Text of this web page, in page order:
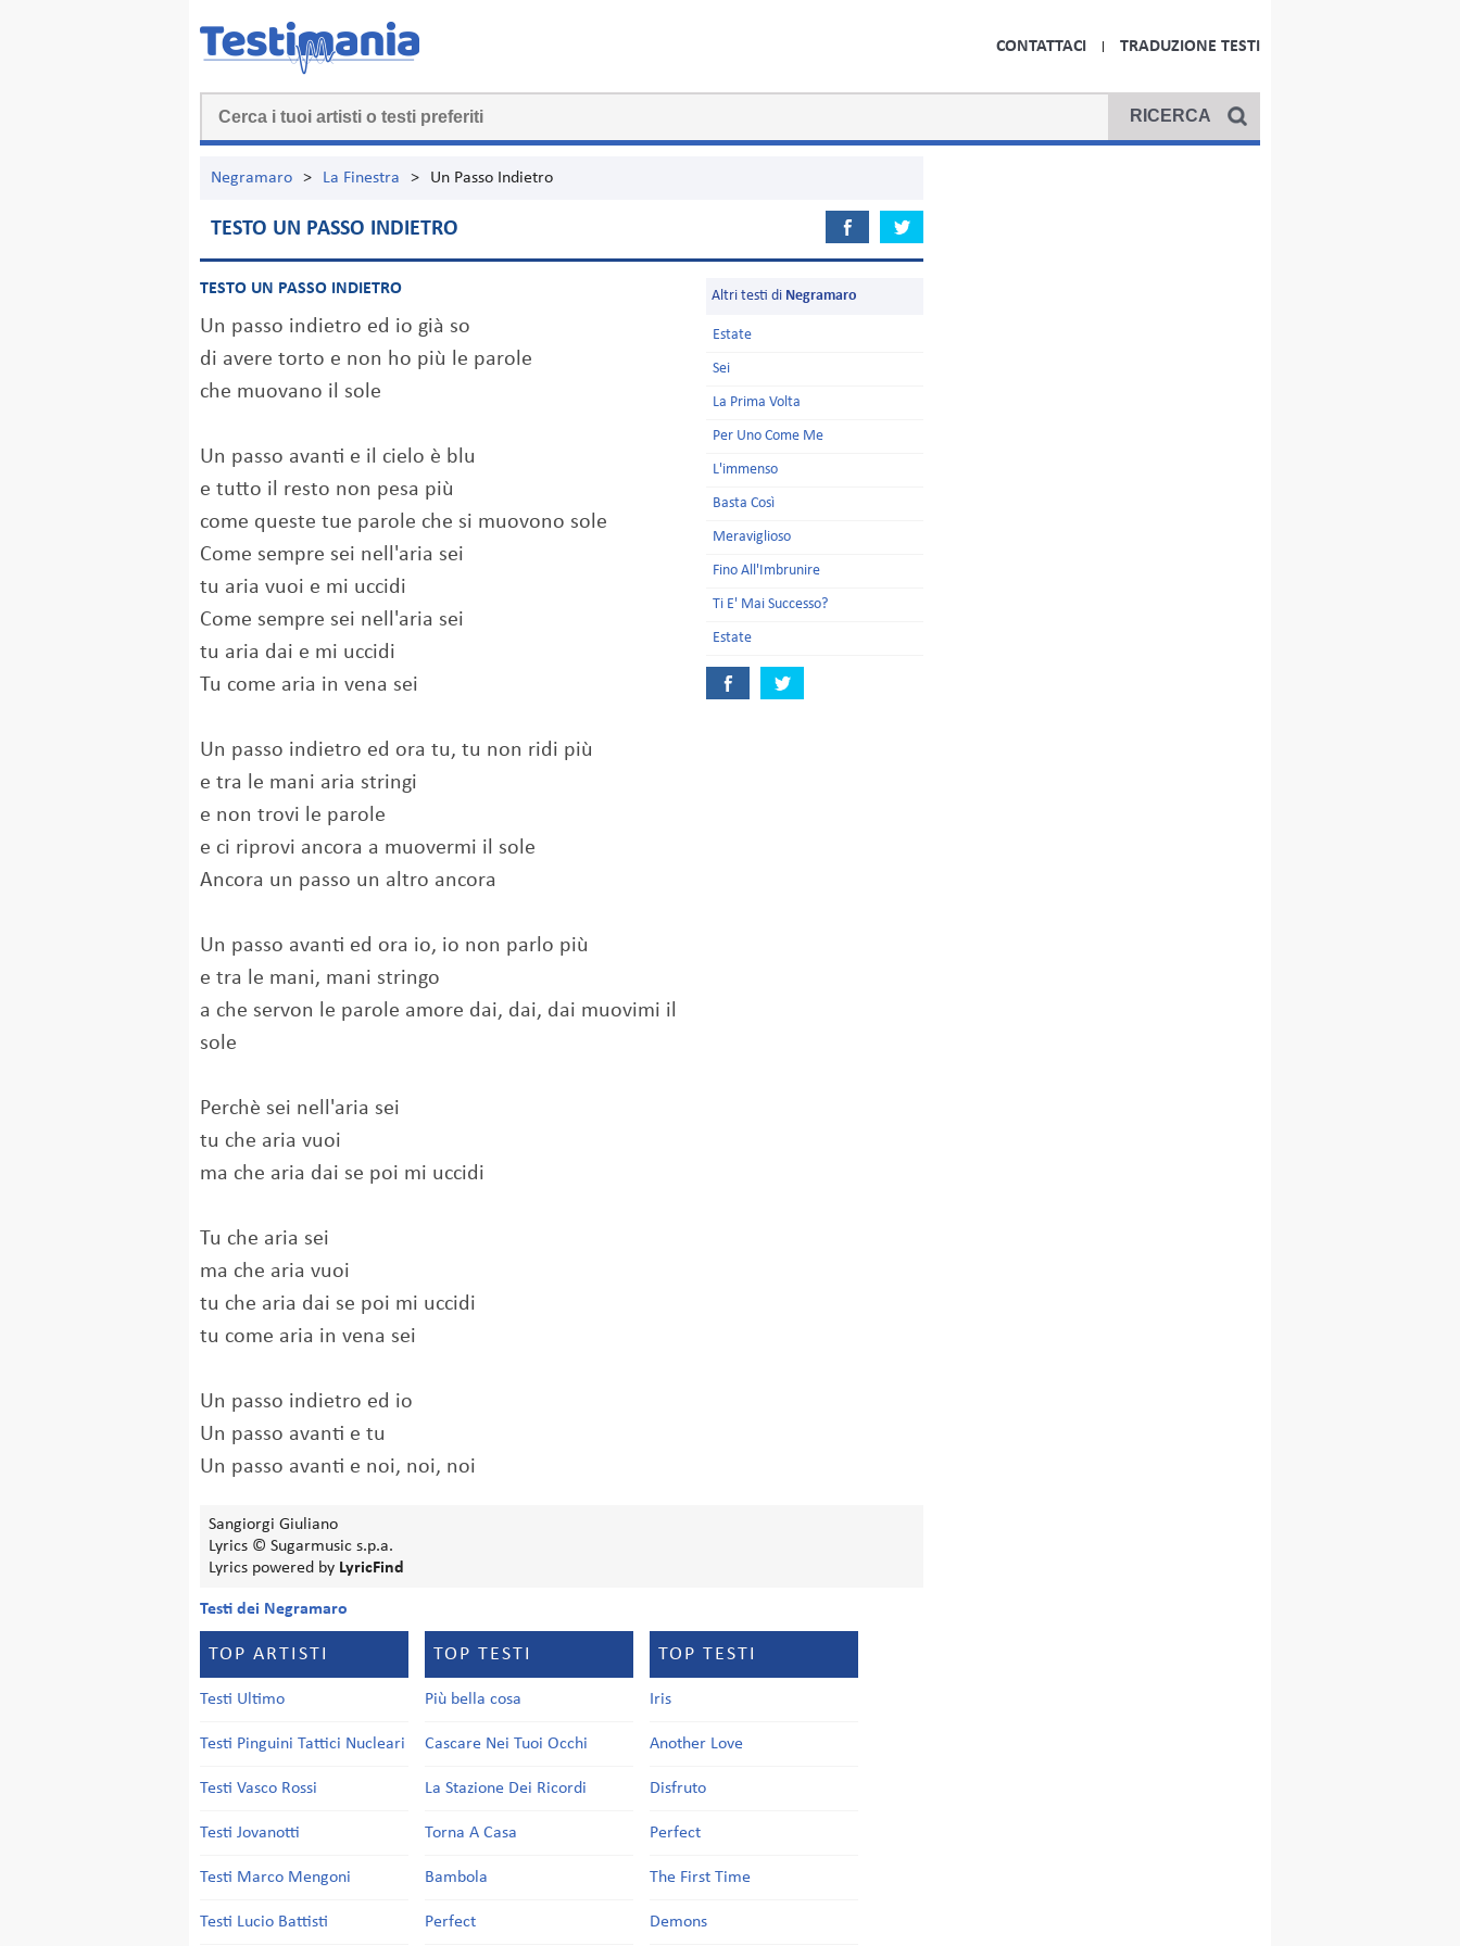
CONTATTACI TRADUZIONE TESTI
Negramaro > La Finestra > Un Passo Indietro
TESTO UN PASSO INDIETRO
TESTO UN PASSO INDIETRO
Un passo indietro ed io già so
di avere torto e non ho più le parole
che muovano il sole
Un passo avanti e il cielo è blu
e tutto il resto non pesa più
come queste tue parole che si muovono sole
Come sempre sei nell'aria sei
tu aria vuoi e mi uccidi
Come sempre sei nell'aria sei
tu aria dai e mi uccidi
Tu come aria in vena sei
Un passo indietro ed ora tu, tu non ridi più
e tra le mani aria stringi
e non trovi le parole
e ci riprovi ancora a muovermi il sole
Ancora un passo un altro ancora
Un passo avanti ed ora io, io non parlo più
e tra le mani, mani stringo
a che servon le parole amore dai, dai, dai muovimi il
sole
Perchè sei nell'aria sei
tu che aria vuoi
ma che aria dai se poi mi uccidi
Tu che aria sei
ma che aria vuoi
tu che aria dai se poi mi uccidi
tu come aria in vena sei
Un passo indietro ed io
Un passo avanti e tu
Un passo avanti e noi, noi, noi
Altri testi di Negramaro
Estate
Sei
La Prima Volta
Per Uno Come Me
L'immenso
Basta Così
Meraviglioso
Fino All'Imbrunire
Ti E' Mai Successo?
Estate
Sangiorgi Giuliano
Lyrics © Sugarmusic s.p.a.
Lyrics powered by LyricFind
Testi dei Negramaro
TOP ARTISTI
Testi Ultimo
Testi Pinguini Tattici Nucleari
Testi Vasco Rossi
Testi Jovanotti
Testi Marco Mengoni
Testi Lucio Battisti
TOP TESTI
Più bella cosa
Cascare Nei Tuoi Occhi
La Stazione Dei Ricordi
Torna A Casa
Bambola
Perfect
TOP TESTI
Iris
Another Love
Disfruto
Perfect
The First Time
Demons